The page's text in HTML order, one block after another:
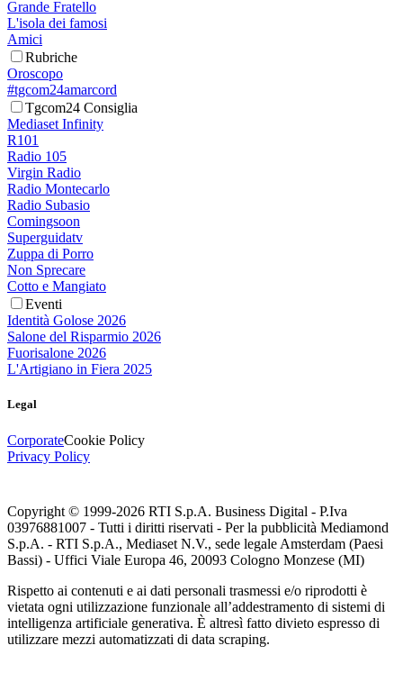
Grande Fratello
L'isola dei famosi
Amici
Rubriche
Oroscopo
#tgcom24amarcord
Tgcom24 Consiglia
Mediaset Infinity
R101
Radio 105
Virgin Radio
Radio Montecarlo
Radio Subasio
Comingsoon
Superguidatv
Zuppa di Porro
Non Sprecare
Cotto e Mangiato
Eventi
Identità Golose 2026
Salone del Risparmio 2026
Fuorisalone 2026
L'Artigiano in Fiera 2025
Legal
CorporateCookie Policy
Privacy Policy
Copyright © 1999-2026 RTI S.p.A. Business Digital - P.Iva
03976881007 - Tutti i diritti riservati - Per la pubblicità Mediamond
S.p.A. - RTI S.p.A., Mediaset N.V., sede legale Amsterdam (Paesi
Bassi) - Uffici Viale Europa 46, 20093 Cologno Monzese (MI)
Rispetto ai contenuti e ai dati personali trasmessi e/o riprodotti è
vietata ogni utilizzazione funzionale all’addestramento di sistemi di
intelligenza artificiale generativa. È altresì fatto divieto espresso di
utilizzare mezzi automatizzati di data scraping.